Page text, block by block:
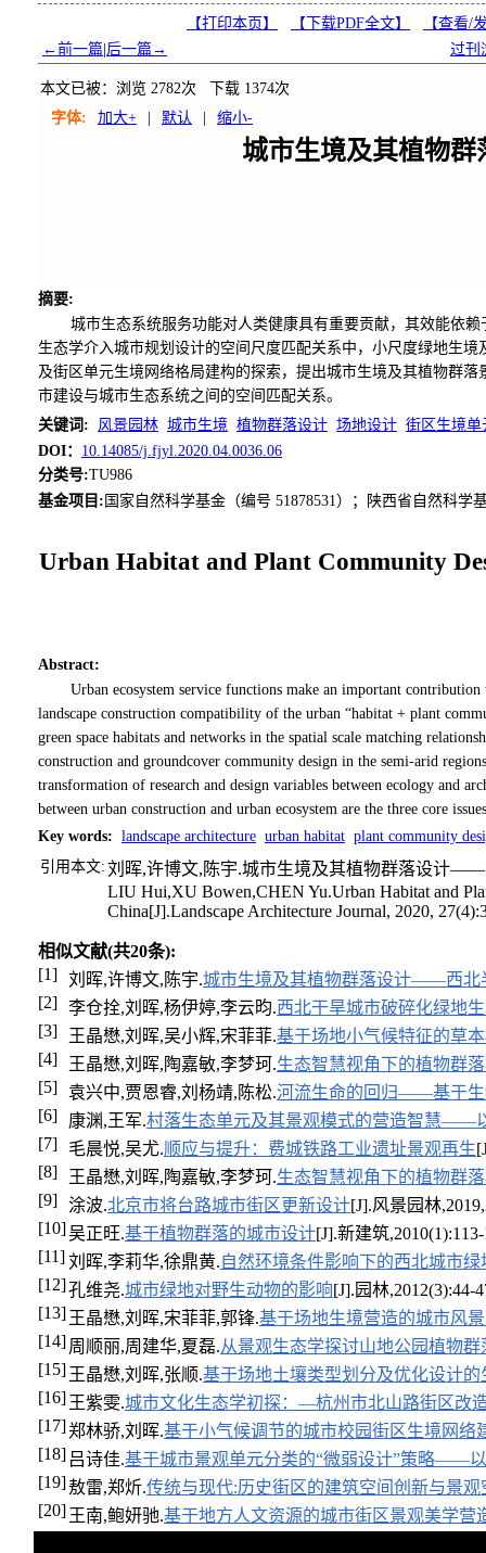
【打印本页】 【下载PDF全文】 【查看/
←前一篇 后一篇→ 过刊
本文已被：浏览 2782次 下载 1374次
字体:
加大+ 默认 缩小-
城市生境及其植物
摘要:
城市生态系统服务功能对人类健康具有重要贡献，其效能依
生态学介入城市规划设计的空间尺度匹配关系中，小尺度绿地生
及街区单元生境网络格局建构的探索，提出城市生境及其植物群
市建设与城市生态系统之间的空间匹配关系。
关键词 : 风景园林 城市生境 植物群落设计 场地设计 街区生境单
DOI： 10.14085/j.fjyl.2020.04.0036.06
分类号:TU986
基金项目: 国家自然科学基金（编号 51878531）；陕西省自然科学
Urban Habitat and Plant Community
Abstract:
Urban ecosystem service functions make an important
landscape construction compatibility of the urban “habitat + plant
green space habitats and networks in the spatial scale matching
construction and groundcover community design in the semi-arid
transformation of research and design variables between ecology and
between urban construction and urban ecosystem are the three core
Key words: landscape architecture urban habitat plant community
引用本文: 刘晖,许博文,陈宇.城市生境及其植物群落设计——
LIU Hui,XU Bowen,CHEN Yu.Urban Habitat and
China[J].Landscape Architecture Journal, 2020,
相似文献(共20条):
[1] 刘晖,许博文,陈宇.城市生境及其植物群落设计——西北
[2] 李仓拴,刘晖,杨伊婷,李云昀.西北干旱城市破碎化绿地
[3]
王晶懋,刘晖,吴小辉,宋菲菲.基于场地小气候特征的草
[4]
王晶懋,刘晖,陶嘉敏,李梦珂.生态智慧视角下的植物群
[5] 袁兴中,贾恩睿,刘杨靖,陈松.河流生命的回归——基于生
[6]
康渊,王军.村落生态单元及其景观模式的营造智慧——
[7]
毛晨悦,吴尤.顺应与提升：费城铁路工业遗址景观再生
[8]
王晶懋,刘晖,陶嘉敏,李梦珂.生态智慧视角下的植物群
[9] 涂波.北京市将台路城市街区更新设计[J].风景园林
[10]吴正旺.基于植物群落的城市设计[J].新建筑
[11]刘晖,李莉华,徐鼎黄.自然环境条件影响下的西北城市
[12]孔维尧.城市绿地对野生动物的影响[J].园林,2012(3):44-
[13] 王晶懋,刘晖,宋菲菲,郭锋.基于场地生境营造的城市风
[14]周顺丽,周建华,夏磊.从景观生态学探讨山地公园植物
[15] 王晶懋,刘晖,张顺.基于场地土壤类型划分及优化设计的
[16] 王紫雯.城市文化生态学初探：—杭州市北山路街区改
[17]郑林骄,刘晖.基于小气候调节的城市校园街区生境网络
[18] 吕诗佳.基于城市景观单元分类的“微弱设计”策略——
[19]敖雷,郑炘.传统与现代:历史街区的建筑空间创新与景
[20] 王南,鲍妍驰.基于地方人文资源的城市街区景观美学营